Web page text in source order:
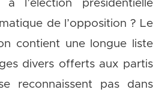
l’élection présidentielle
de l’opposition ? Le
contient une longue liste
divers offerts aux partis
reconnaissent pas dans